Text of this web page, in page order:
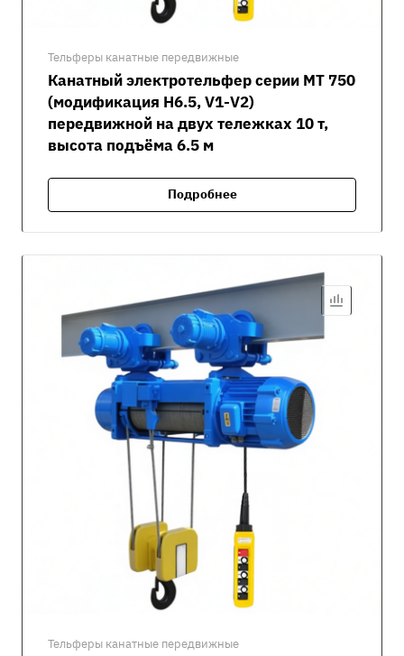
Тельферы канатные передвижные
Канатный электротельфер серии MT 750
(модификация H6.5, V1-V2)
передвижной на двух тележках 10 т,
высота подъёма 6.5 м
Подробнее
Тельферы канатные передвижные